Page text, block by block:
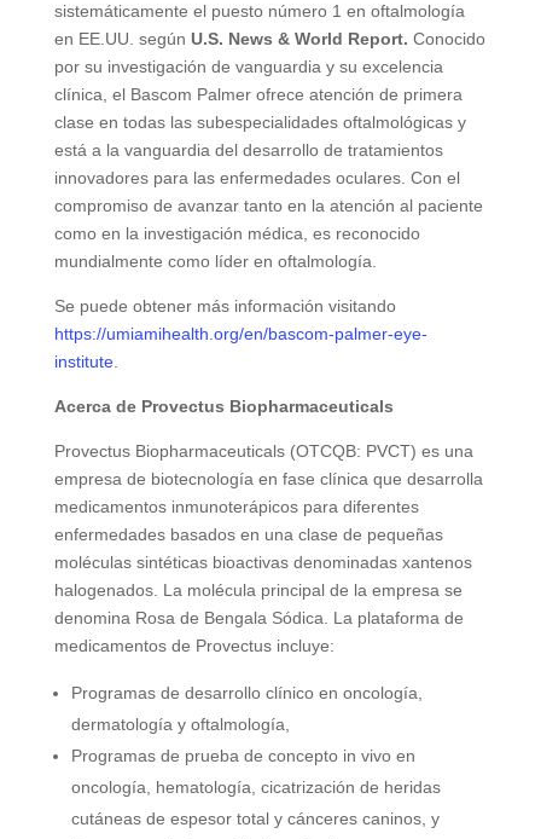
sistemáticamente el puesto número 1 en oftalmología
en EE.UU. según U.S. News & World Report. Conocido
por su investigación de vanguardia y su excelencia
clínica, el Bascom Palmer ofrece atención de primera
clase en todas las subespecialidades oftalmológicas y
está a la vanguardia del desarrollo de tratamientos
innovadores para las enfermedades oculares. Con el
compromiso de avanzar tanto en la atención al paciente
como en la investigación médica, es reconocido
mundialmente como líder en oftalmología.
Se puede obtener más información visitando
https://umiamihealth.org/en/bascom-palmer-eye-
institute.
Acerca de Provectus Biopharmaceuticals
Provectus Biopharmaceuticals (OTCQB: PVCT) es una
empresa de biotecnología en fase clínica que desarrolla
medicamentos inmunoterápicos para diferentes
enfermedades basados en una clase de pequeñas
moléculas sintéticas bioactivas denominadas xantenos
halogenados. La molécula principal de la empresa se
denomina Rosa de Bengala Sódica. La plataforma de
medicamentos de Provectus incluye:
Programas de desarrollo clínico en oncología,
dermatología y oftalmología,
Programas de prueba de concepto in vivo en
oncología, hematología, cicatrización de heridas
cutáneas de espesor total y cánceres caninos, y